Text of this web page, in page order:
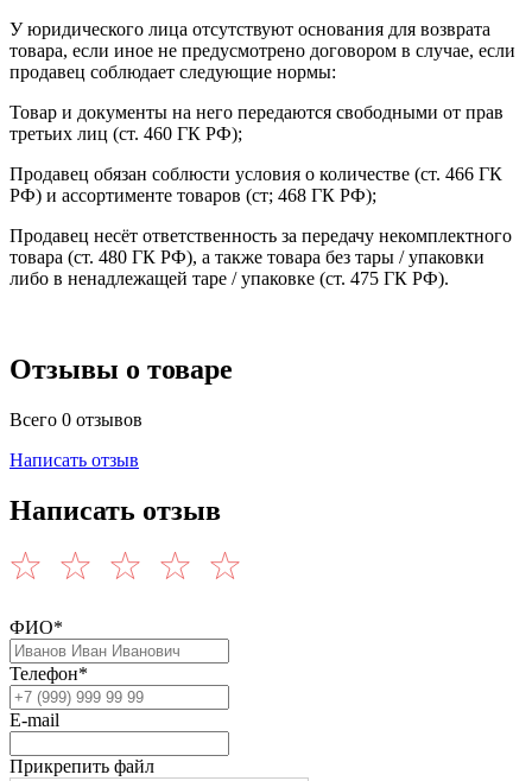
У юридического лица отсутствуют основания для возврата
товара, если иное не предусмотрено договором в случае, если
продавец соблюдает следующие нормы:
Товар и документы на него передаются свободными от прав
третьих лиц (ст. 460 ГК РФ);
Продавец обязан соблюсти условия о количестве (ст. 466 ГК
РФ) и ассортименте товаров (ст; 468 ГК РФ);
Продавец несёт ответственность за передачу некомплектного
товара (ст. 480 ГК РФ), а также товара без тары / упаковки
либо в ненадлежащей таре / упаковке (ст. 475 ГК РФ).
Отзывы о товаре
Всего 0 отзывов
Написать отзыв
Написать отзыв
ФИО*
Телефон*
E-mail
Прикрепить файл